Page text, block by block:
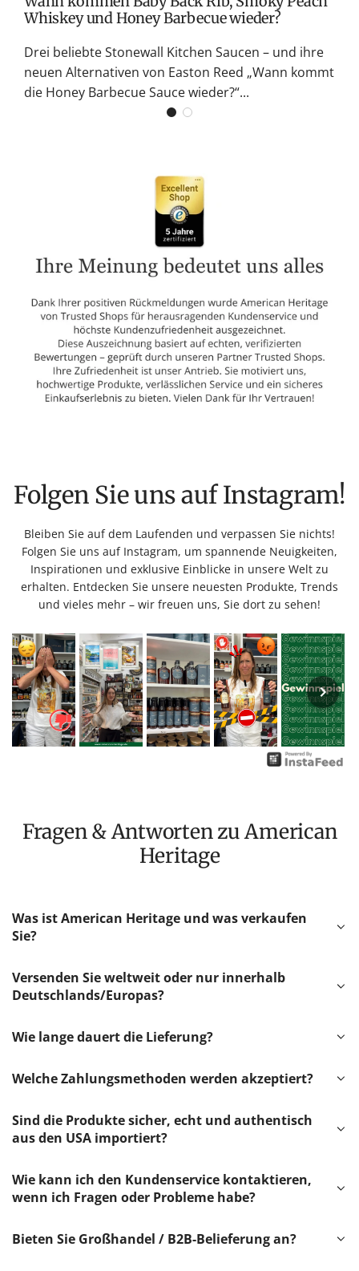
Whiskey und Honey Barbecue wieder?
Drei beliebte Stonewall Kitchen Saucen – und ihre
neuen Alternativen von Easton Reed „Wann kommt
die Honey Barbecue Sauce wieder?“...
Folgen Sie uns auf Instagram!
Bleiben Sie auf dem Laufenden und verpassen Sie nichts!
Folgen Sie uns auf Instagram, um spannende Neuigkeiten,
Inspirationen und exklusive Einblicke in unsere Welt zu
erhalten. Entdecken Sie unsere neuesten Produkte, Trends
und vieles mehr – wir freuen uns, Sie dort zu sehen!
Fragen & Antworten zu American
Heritage
Was ist American Heritage und was verkaufen
Sie?
Versenden Sie weltweit oder nur innerhalb
Deutschlands/Europas?
Wie lange dauert die Lieferung?
Welche Zahlungsmethoden werden akzeptiert?
Sind die Produkte sicher, echt und authentisch
aus den USA importiert?
Wie kann ich den Kundenservice kontaktieren,
wenn ich Fragen oder Probleme habe?
Bieten Sie Großhandel / B2B-Belieferung an?